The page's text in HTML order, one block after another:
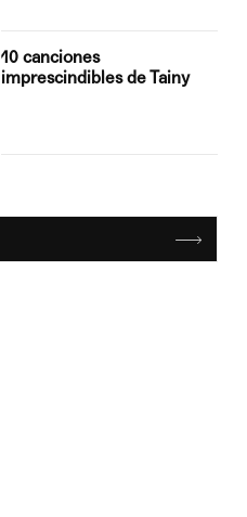
10 canciones
imprescindibles de Tainy